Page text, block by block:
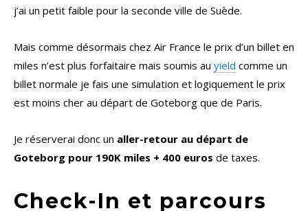
j’ai un petit faible pour la seconde ville de Suède.
Mais comme désormais chez Air France le prix d’un billet en
miles n’est plus forfaitaire mais soumis au yield comme un
billet normale je fais une simulation et logiquement le prix
est moins cher au départ de Goteborg que de Paris.
Je réserverai donc un aller-retour au départ de
Goteborg pour 190K miles + 400 euros de taxes.
Check-In et parcours